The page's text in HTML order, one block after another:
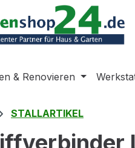
springen
& Renovieren
STALLARTIKEL